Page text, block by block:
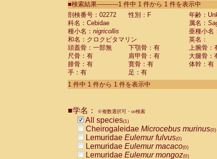
CebidaeSaguinus labiatus(0)
Cebidae Saguinus leucopus (0)
Cebidae
CebidaeSaguinus mystax
CebidaeSaguinus nigricollis (1)
Cebidae Saguinus oedipus
Cebidae Saguinus weddelli
Cebidae Saguinusspp.
Cebidae Aotus trivirgatus
Cebidae Cebus albifrons
CebidaeCebus nigrivittatus
CebidaeCebus
CebidaeSaimiri boliviensis(0)
CebidaeSaimiri sciureus(0)
AtelidaeAlouatta caraya(0)
AtelidaeAlouatta fusca(0)
■検索結果-----------1 件中 1 件から 1 件を表示中
剖検番号：02272
性別：F
年齢：
科名：Cebidae
属名：
種小名： nigricollis
亜種小名
和名：クロクビタマリン
英名：
頭蓋骨：一部無
下顎骨：有
上腕骨：
尺骨：有
肩甲骨：有
大腿骨：
腓骨：有
寛骨：有
体幹：有
手：有
足：有
1 件中 1 件から 1 件を表示中
■学名： ※複数選択可・or検索
All species(1)
Cheirogaleidae Microcebus murinus(0)
Lemuridae Eulemur fulvus(0)
Lemuridae Eulemur macaco(0)
Lemuridae Eulemur mongoz(0)